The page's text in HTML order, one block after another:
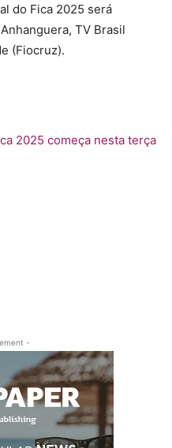
do Fica 2025 será
TV Brasil
(Fiocruz).
2025 começa nesta terça
-